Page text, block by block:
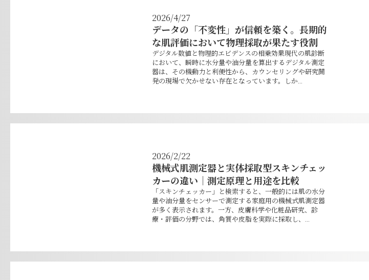
2026/4/27
データの「不変性」が信頼を築く。長期的
な肌評価において物理採取が果たす役割
デジタル数値と物理的エビデンスの相乗効果現代の肌診断
において、瞬時に水分量や油分量を算出するデジタル測定
器は、その機動力と利便性から、カウンセリングや研究開
発の現場で欠かせない存在となっています。しか...
2026/2/22
機械式肌測定器と実体採取型スキンチェッ
カーの違い｜測定原理と用途を比較
「スキンチェッカー」と検索すると、一般的には肌の水分
量や油分量をセンサーで測定する家庭用の機械式肌測定器
が多く表示されます。一方、皮膚科学や化粧品研究、診
療・評価の分野では、角質や皮脂を実際に採取し、...